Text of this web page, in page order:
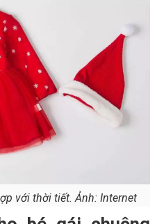
với thời tiết. Ảnh: Internet